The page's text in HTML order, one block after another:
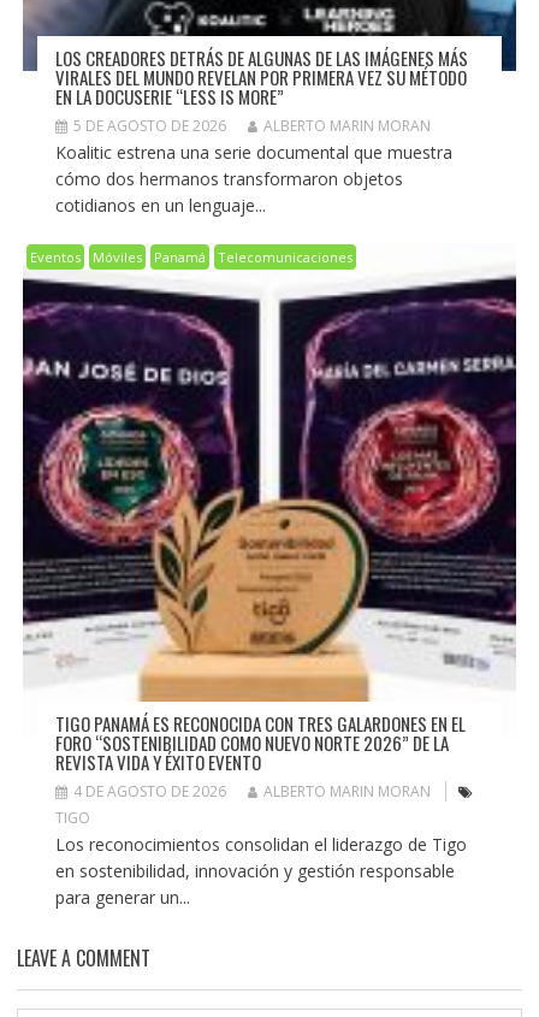
LOS CREADORES DETRÁS DE ALGUNAS DE LAS IMÁGENES MÁS
VIRALES DEL MUNDO REVELAN POR PRIMERA VEZ SU MÉTODO
EN LA DOCUSERIE “LESS IS MORE”
5 DE AGOSTO DE 2026 ALBERTO MARIN MORAN
Koalitic estrena una serie documental que muestra
cómo dos hermanos transformaron objetos
cotidianos en un lenguaje...
Eventos Móviles Panamá Telecomunicaciones
TIGO PANAMÁ ES RECONOCIDA CON TRES GALARDONES EN EL
FORO “SOSTENIBILIDAD COMO NUEVO NORTE 2026” DE LA
REVISTA VIDA Y ÉXITO EVENTO
4 DE AGOSTO DE 2026
ALBERTO MARIN MORAN
TIGO
Los reconocimientos consolidan el liderazgo de Tigo
en sostenibilidad, innovación y gestión responsable
para generar un...
LEAVE A COMMENT